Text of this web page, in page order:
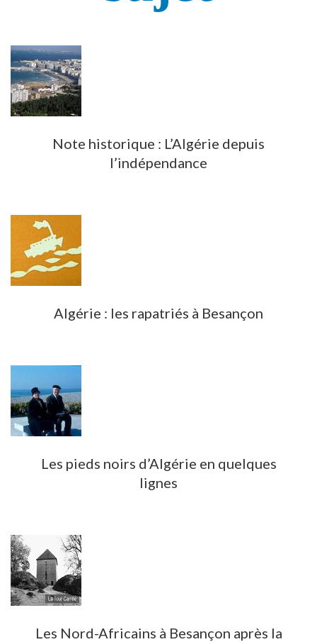
Note historique : L’Algérie depuis
l’indépendance
Algérie : les rapatriés à Besançon
Les pieds noirs d’Algérie en quelques
lignes
Les Nord-Africains à Besançon après la